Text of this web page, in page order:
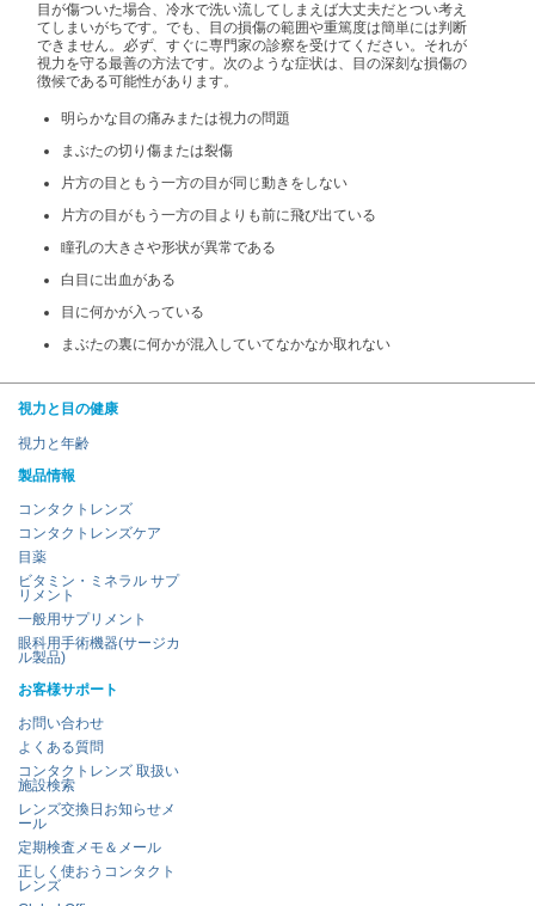
目が傷ついた場合、冷水で洗い流してしまえば大丈夫だとつい考え
てしまいがちです。でも、目の損傷の範囲や重篤度は簡単には判断
できません。
必ず、すぐに専門家の診察を受けてください。それが
視力を守る最善の方法です。次のような症状は、目の深刻な損傷の
徴候である可能性があります。
明らかな目の痛みまたは視力の問題
まぶたの切り傷または裂傷
片方の目ともう一方の目が同じ動きをしない
片方の目がもう一方の目よりも前に飛び出ている
瞳孔の大きさや形状が異常である
白目に出血がある
目に何かが入っている
まぶたの裏に何かが混入していてなかなか取れない
視力と目の健康
視力と年齢
製品情報
コンタクトレンズ
コンタクトレンズケア
目薬
ビタミン・ミネラル サプ
リメント
一般用サプリメント
眼科用手術機器(サージカ
ル製品)
お客様サポート
お問い合わせ
よくある質問
コンタクトレンズ 取扱い
施設検索
レンズ交換日お知らせメ
ール
定期検査メモ＆メール
正しく使おうコンタクト
レンズ